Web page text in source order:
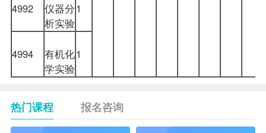
4992 仪器分
析实验
1
4994 有机化
学实验
1
热门课程 报名咨询